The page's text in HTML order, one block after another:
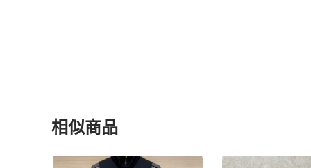
相似商品
更多相似女裝推薦精品